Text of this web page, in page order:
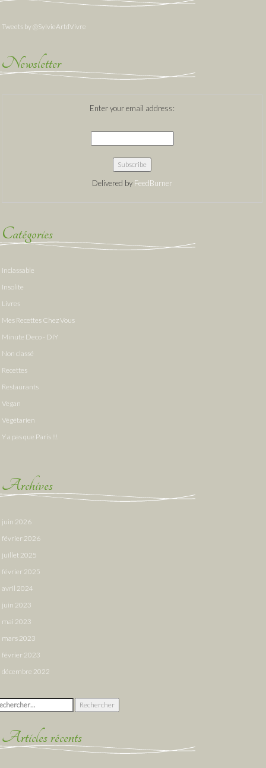
Tweets by @SylvieArtdVivre
Newsletter
Enter your email address:
Delivered by FeedBurner
Catégories
Inclassable
Insolite
Livres
Mes Recettes Chez Vous
Minute Deco - DIY
Non classé
Recettes
Restaurants
Vegan
Végétarien
Y a pas que Paris !!!
Archives
juin 2026
février 2026
juillet 2025
février 2025
avril 2024
juin 2023
mai 2023
mars 2023
février 2023
décembre 2022
:
Articles récents